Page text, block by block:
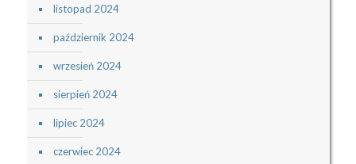
listopad 2024
październik 2024
wrzesień 2024
sierpień 2024
lipiec 2024
czerwiec 2024